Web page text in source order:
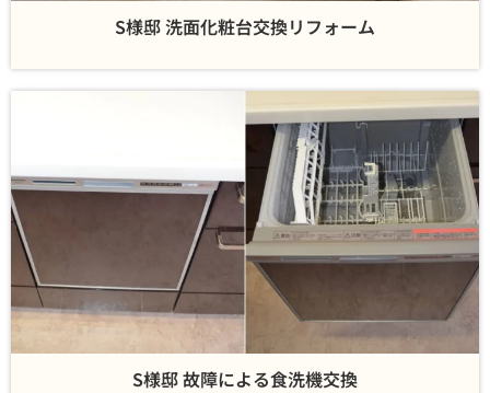
S様邸 洗面化粧台交換リフォーム
S様邸 故障による食洗機交換